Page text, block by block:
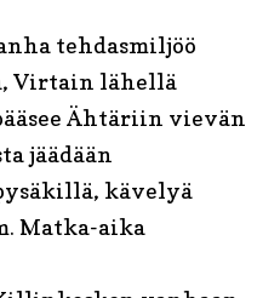
tehdasmiljöö
Virtain lähellä
Ähtäriin vievän
jäädään
kävelyä
Matka-aika